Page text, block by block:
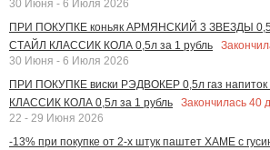
30 Июня - 6 Июля 2026
ПРИ ПОКУПКЕ коньяк АРМЯНСКИЙ 3 ЗВЕЗДЫ
СТАЙЛ КЛАССИК КОЛА 0,5л за 1 рубль
30 Июня - 6 Июля 2026
ПРИ ПОКУПКЕ виски РЭДВОКЕР 0,5л газ
КЛАССИК КОЛА 0,5л за 1 рубль
Закончилась 40
22 - 29 Июня 2026
-13% при покупке от 2-х штук паштет ХАМЕ с